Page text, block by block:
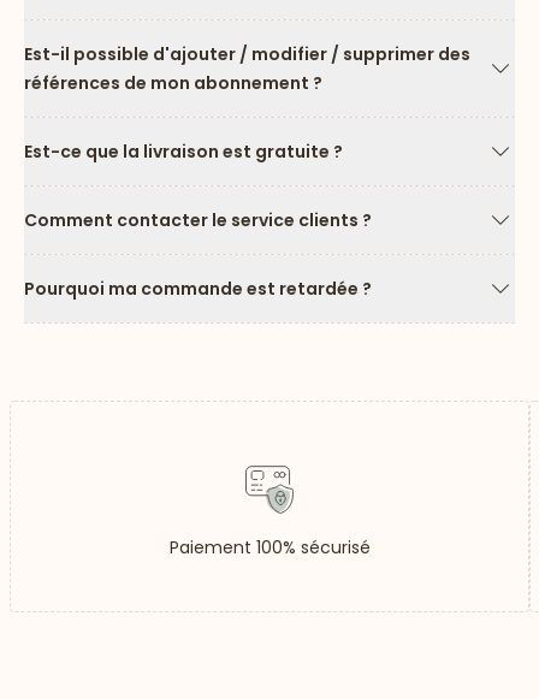
Est-il possible d'ajouter / modifier / supprimer des
références de mon abonnement ?
Est-ce que la livraison est gratuite ?
Comment contacter le service clients ?
Pourquoi ma commande est retardée ?
Paiement 100% sécurisé